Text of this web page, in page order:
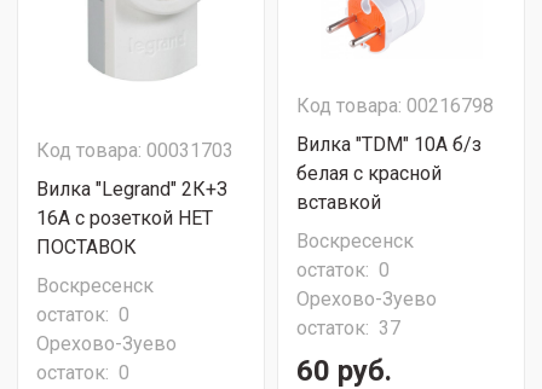
Код товара: 00031703
Вилка "Legrand" 2К+З
16А с розеткой НЕТ
ПОСТАВОК
Воскресенск
остаток: 0
Орехово-Зуево
остаток: 0
Код товара: 00216798
Вилка "TDM" 10А б/з
белая с красной
вставкой
Воскресенск
остаток: 0
Орехово-Зуево
остаток: 37
60 руб.